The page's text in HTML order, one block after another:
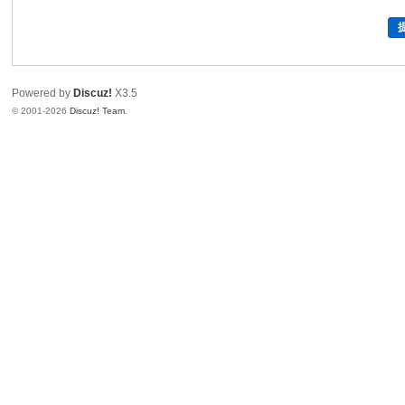
Powered by Discuz! X3.5
© 2001-2026Discuz! Team